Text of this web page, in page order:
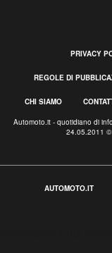
PRIVACY
REGOLE DI
CHI SIAMO
Automoto.it - quotidiano di
24.05.2011 ©
AUTOMOTO.IT